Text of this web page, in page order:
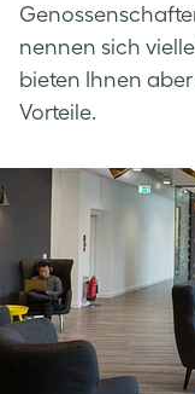
nennen sich
bieten Ihnen
Vorteile.